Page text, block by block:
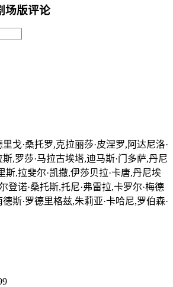
场版评论
戈·桑托罗,克拉丽莎·皮涅罗,阿达尼洛·
,罗莎·马拉古埃塔,迪马斯·门多萨,丹尼
斯,拉斐尔·凯撒,伊莎贝拉·卡唐,丹尼埃
登诺·桑托斯,托尼·弗雷拉,卡罗尔·梅德
斯·罗德里格兹,朱莉亚·卡哈尼,罗伯森·